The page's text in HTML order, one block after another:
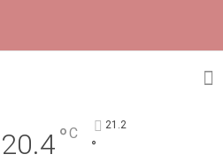
20.4°C 21.2
°